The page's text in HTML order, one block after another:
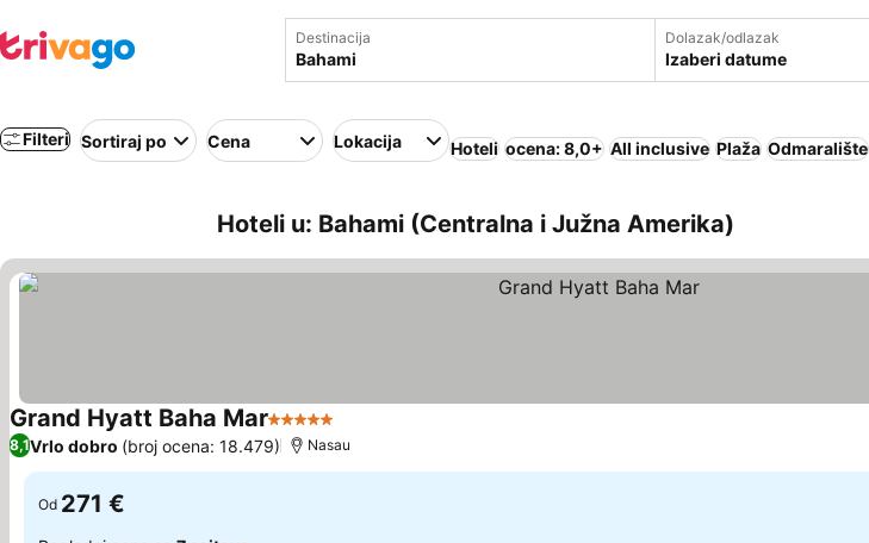
Destinacija Dolazak/odlazak
Izaberi datume
Filteri Sortiraj po Cena Lokacija Hoteli ocena: 8,0+ All inclusive Plaža Odmaralište
Hoteli u: Bahami (Centralna i Južna Amerika)
Grand Hyatt Baha Mar5 Zvezdice
8,1Vrlo dobro (broj ocena: 18.479) Nasau
Od 271 €